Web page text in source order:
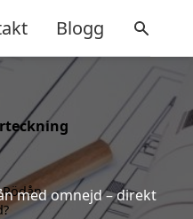
Blogg
med omnejd – direkt